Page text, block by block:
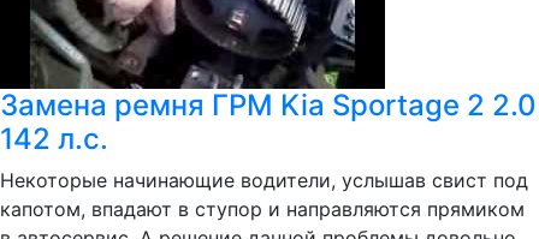
Замена ремня ГРМ Kia Sportage 2 2.0
142 л.с.
Некоторые начинающие водители, услышав свист под
капотом, впадают в ступор и направляются прямиком